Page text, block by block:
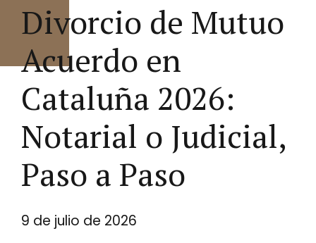
Divorcio de Mutuo
Acuerdo en
Cataluña 2026:
Notarial o Judicial,
Paso a Paso
9 de julio de 2026